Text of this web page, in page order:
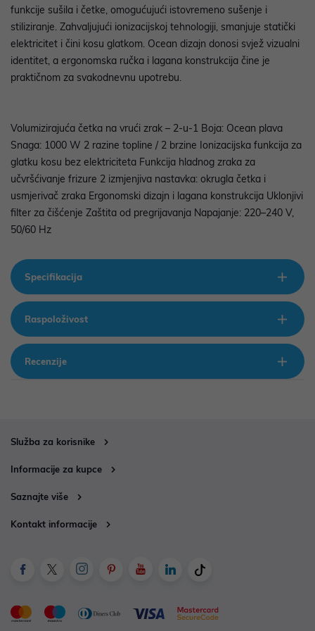
funkcije sušila i četke, omogućujući istovremeno sušenje i
stiliziranje. Zahvaljujući ionizacijskoj tehnologiji, smanjuje statički
elektricitet i čini kosu glatkom. Ocean dizajn donosi svjež vizualni
identitet, a ergonomska ručka i lagana konstrukcija čine je
praktičnom za svakodnevnu upotrebu.
Volumizirajuća četka na vrući zrak – 2-u-1 Boja: Ocean plava
Snaga: 1000 W 2 razine topline / 2 brzine Ionizacijska funkcija za
glatku kosu bez elektriciteta Funkcija hladnog zraka za
učvršćivanje frizure 2 izmjenjiva nastavka: okrugla četka i
usmjerivač zraka Ergonomski dizajn i lagana konstrukcija Uklonjivi
filter za čišćenje Zaštita od pregrijavanja Napajanje: 220–240 V,
50/60 Hz
Specifikacija
Raspoloživost
Recenzije
Služba za korisnike
Informacije za kupce
Saznajte više
Kontakt informacije